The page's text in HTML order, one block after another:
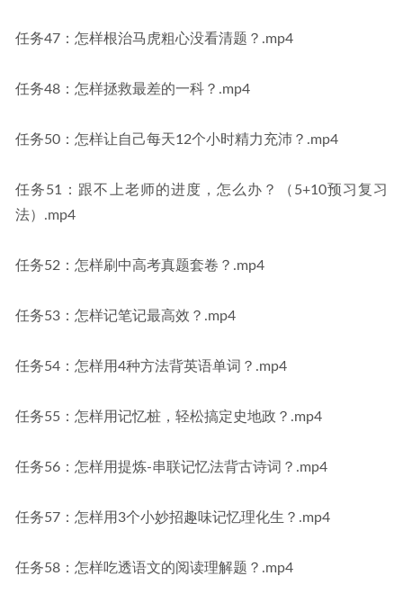
任务47：怎样根治马虎粗心没看清题？.mp4
任务48：怎样拯救最差的一科？.mp4
任务50：怎样让自己每天12个小时精力充沛？.mp4
任务51：跟不上老师的进度，怎么办？（5+10预习复习
法）.mp4
任务52：怎样刷中高考真题套卷？.mp4
任务53：怎样记笔记最高效？.mp4
任务54：怎样用4种方法背英语单词？.mp4
任务55：怎样用记忆桩，轻松搞定史地政？.mp4
任务56：怎样用提炼-串联记忆法背古诗词？.mp4
任务57：怎样用3个小妙招趣味记忆理化生？.mp4
任务58：怎样吃透语文的阅读理解题？.mp4